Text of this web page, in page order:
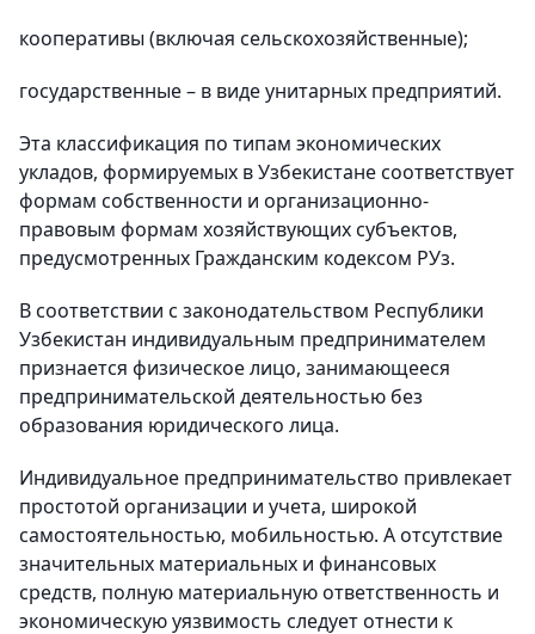
кооперативы (включая сельскохозяйственные);
государственные – в виде унитарных предприятий.
Эта классификация по типам экономических
укладов, формируемых в Узбекистане соответствует
формам собственности и организационно-
правовым формам хозяйствующих субъектов,
предусмотренных Гражданским кодексом РУз.
В соответствии с законодательством Республики
Узбекистан индивидуальным предпринимателем
признается физическое лицо, занимающееся
предпринимательской деятельностью без
образования юридического лица.
Индивидуальное предпринимательство привлекает
простотой организации и учета, широкой
самостоятельностью, мобильностью. А отсутствие
значительных материальных и финансовых
средств, полную материальную ответственность и
экономическую уязвимость следует отнести к